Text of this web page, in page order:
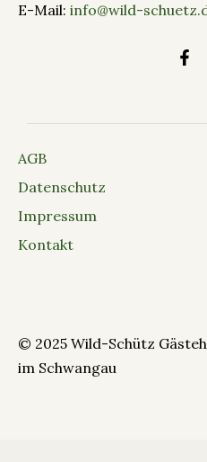
E-Mail: info@wild-
AGB
Datenschutz
Impressum
Kontakt
© 2025 Wild-Schütz
im Schwangau